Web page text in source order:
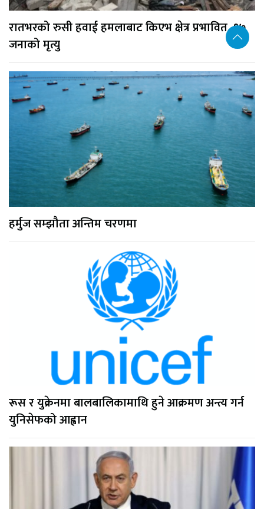
रातभरको रुसी हवाई हमलाबाट किएभ क्षेत्र प्रभावित, १७
जनाको मृत्यु
हर्मुज सम्झौता अन्तिम चरणमा
रूस र युक्रेनमा बालबालिकामाथि हुने आक्रमण अन्त्य गर्न
युनिसेफको आह्वान